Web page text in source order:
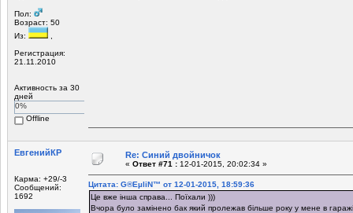
Пол:
Возраст: 50
Из:
Регистрация:
21.11.2010
Активность за 30
дней
0%
Offline
ЕвгенийКР
Карма: +29/-3
Сообщений:
1692
Re: Синий двойничок
« Ответ #71 : 12-01-2015, 20:02:34 »
Цитата: G®EµliN™ от 12-01-2015, 18:59:36
Це вже інша справа... Поїхали )))
Вчора було замінено бак який пролежав більше року у мене в